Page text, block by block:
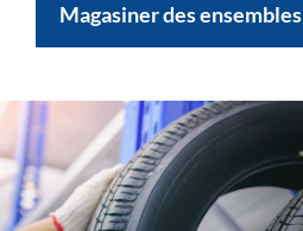
Magasiner des ensembles